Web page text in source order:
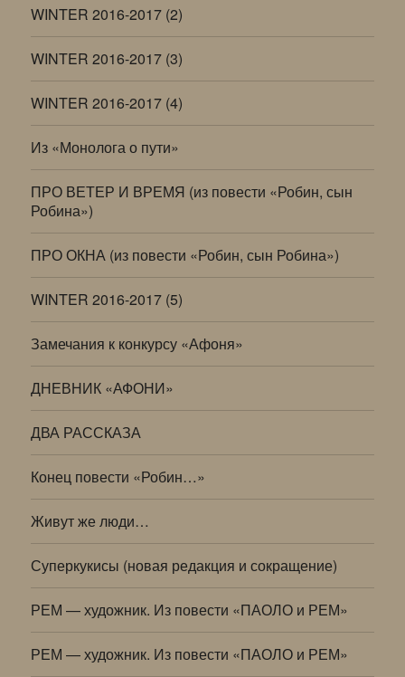
WINTER 2016-2017 (2)
WINTER 2016-2017 (3)
WINTER 2016-2017 (4)
Из «Монолога о пути»
ПРО ВЕТЕР И ВРЕМЯ (из повести «Робин, сын
Робина»)
ПРО ОКНА (из повести «Робин, сын Робина»)
WINTER 2016-2017 (5)
Замечания к конкурсу «Афоня»
ДНЕВНИК «АФОНИ»
ДВА РАССКАЗА
Конец повести «Робин…»
Живут же люди…
Суперкукисы (новая редакция и сокращение)
РЕМ — художник. Из повести «ПАОЛО и РЕМ»
РЕМ — художник. Из повести «ПАОЛО и РЕМ»